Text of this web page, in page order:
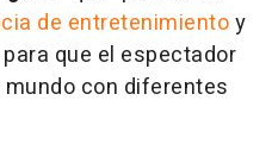
de entretenimientoy
que el espectador
con diferentes